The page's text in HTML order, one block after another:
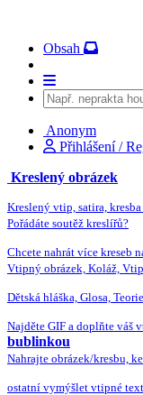
Obsah
Anonym
Přihlášení /
Kreslený obrázek
Kreslený vtip, satira, kresba
Pořádáte soutěž kreslířů?
Chcete nahrát více kreseb
Vtipný obrázek, Koláž,
Dětská hláška, Glosa,
Najděte GIF a doplňte váš
bublinkou
Nahrajte obrázek/kresbu,
ostatní vymýšlet vtipné